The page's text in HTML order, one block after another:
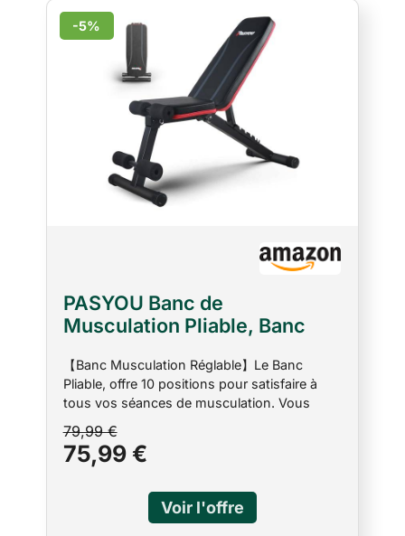
PASYOU Banc de
Musculation Pliable, Banc
Inclinable Réglable,
Multifonction 10 in 1 Banc
Abdominaux Entrainement
Complet du Corps Fitness，
230Kg capacité de poids
【Banc Musculation Réglable】Le Banc
Pliable, offre 10 positions pour satisfaire à
tous vos séances de musculation. Vous
assis et développé couché tout en
incorporant l'utilisation d'haltères pour
développer/ garder vos muscles. La
conception de la fente vous permet d'ajuster
79,99 €
75,99 €
-5%